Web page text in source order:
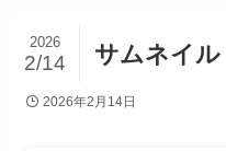
サムネイル
2026
2/14
2026年2月14日